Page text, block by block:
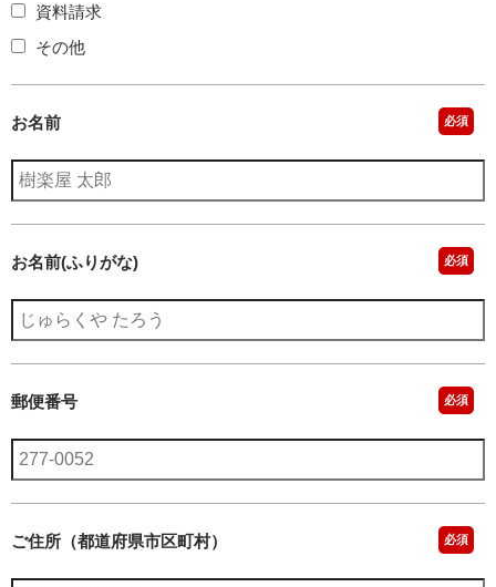
資料請求
その他
お名前 必須
お名前(ふりがな) 必須
郵便番号 必須
ご住所（都道府県市区町村） 必須